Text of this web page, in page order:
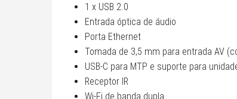
1 x USB 2.0
Entrada óptica de áudio
Porta Ethernet
Tomada de 3,5 mm para entrada AV
USB-C para MTP e suporte para
Receptor IR
Wi-Fi de banda dupla